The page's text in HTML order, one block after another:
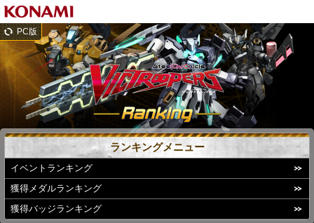
PC版
ランキングメニュー
イベントランキング
獲得メダルランキング
獲得バッジランキング